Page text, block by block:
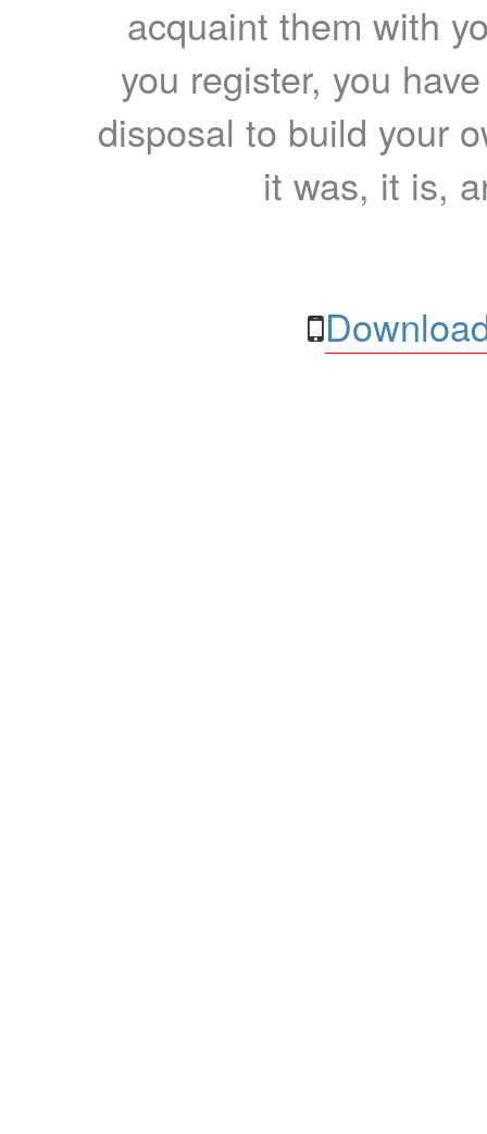
acquaint them with
you register, you
disposal to build your
it was, it is,